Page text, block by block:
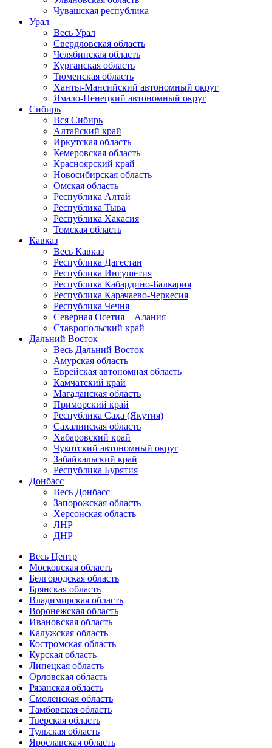
Чувашская республика
Урал
Весь Урал
Свердловская область
Челябинская область
Курганская область
Тюменская область
Ханты-Мансийский автономный округ
Ямало-Ненецкий автономный округ
Сибирь
Вся Сибирь
Алтайский край
Иркутская область
Кемеровская область
Красноярский край
Новосибирская область
Омская область
Республика Алтай
Республика Тыва
Республика Хакасия
Томская область
Кавказ
Весь Кавказ
Республика Дагестан
Республика Ингушетия
Республика Кабардино-Балкария
Республика Карачаево-Черкесия
Республика Чечня
Северная Осетия – Алания
Ставропольский край
Дальний Восток
Весь Дальний Восток
Амурская область
Еврейская автономная область
Камчатский край
Магаданская область
Приморский край
Республика Саха (Якутия)
Сахалинская область
Хабаровский край
Чукотский автономный округ
Забайкальский край
Республика Бурятия
Донбасс
Весь Донбасс
Запорожская область
Херсонская область
ЛНР
ДНР
Весь Центр
Московская область
Белгородская область
Брянская область
Владимирская область
Воронежская область
Ивановская область
Калужская область
Костромская область
Курская область
Липецкая область
Орловская область
Рязанская область
Смоленская область
Тамбовская область
Тверская область
Тульская область
Ярославская область